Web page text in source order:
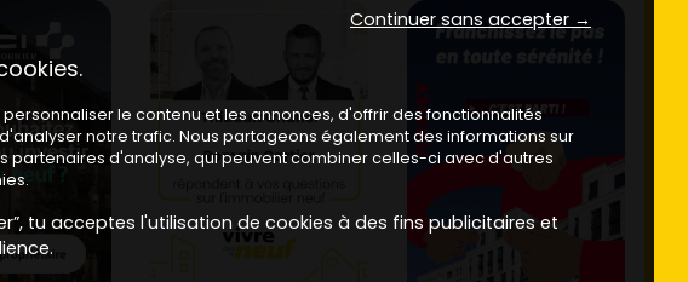
Continuer sans accepter →
le contenu et les annonces, d'offrir des fonctionnalités
notre trafic. Nous partageons également des informations sur
partenaires d'analyse, qui peuvent combiner celles-ci avec d'autres
tu acceptes l'utilisation de cookies à des fins publicitaires et